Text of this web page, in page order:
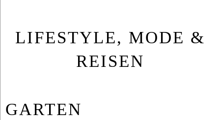
LIFESTYLE, MODE &
REISEN
GAR­TEN